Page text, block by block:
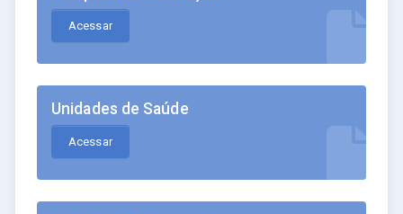
Acessar
Unidades de Saúde
Acessar